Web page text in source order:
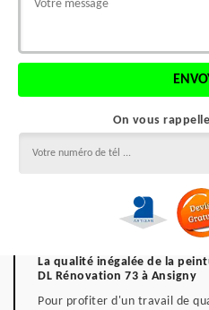
On vous
La qualité inégalée de la
DL Rénovation 73 à Ansigny
Pour profiter d'un travail de